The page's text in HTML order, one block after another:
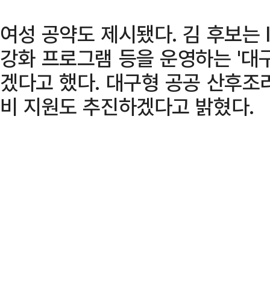
여성 공약도 제시됐다. 김 후보
강화 프로그램 등을 운영하는 '대
겠다고 했다. 대구형 공공 산후
비 지원도 추진하겠다고 밝혔다.